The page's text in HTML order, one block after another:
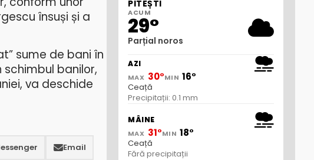
însuși și a
sume de bani în
schimbul banilor,
va deschide
Email
PITEȘTI
ACUM
29°
Parțial noros
AZI
MAX 30°MIN 16°
Ceață
Precipitații: 0.1 mm
MÂINE
MAX 31°MIN 18°
Ceață
Fără precipitații